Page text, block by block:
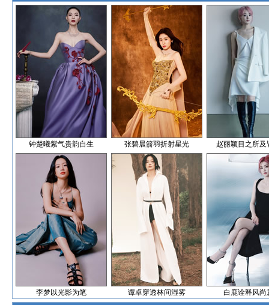
钟楚曦紫气贵韵自生 张碧晨箭羽折射星光 赵丽颖目之所及
李梦以光影为笔 谭卓穿透林间湿雾 白鹿诠释风尚